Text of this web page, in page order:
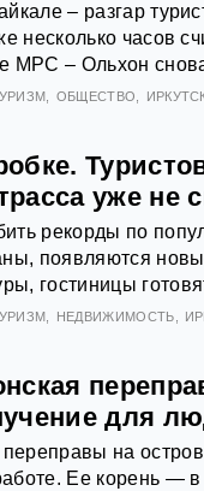
– разгар
несколько часов
МРС – Ольхон
ОБЩЕСТВО
уже не
рекорды по
появляются
гостиницы
НЕДВИЖИМОСТЬ
для
на
Ее корень —